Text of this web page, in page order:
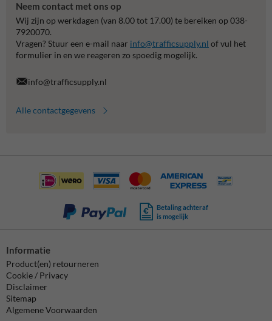
Neem contact met ons op
Wij zijn op werkdagen (van 8.00 tot 17.00) te bereiken op 038-
7920070.
Vragen? Stuur een e-mail naar info@trafficsupply.nl of vul het
formulier in en we reageren zo spoedig mogelijk.
info@trafficsupply.nl
Alle contactgegevens
Betaling achteraf
is mogelijk
Informatie
Product(en) retourneren
Cookie / Privacy
Disclaimer
Sitemap
Algemene Voorwaarden